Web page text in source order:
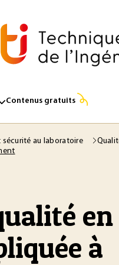
Contenus gratuits
sécurité au laboratoire
en
à